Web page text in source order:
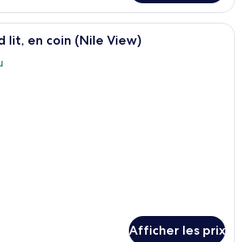
Une vue urbaine avec une rivière,
lit, en coin (Nile View)
Afficher les prix